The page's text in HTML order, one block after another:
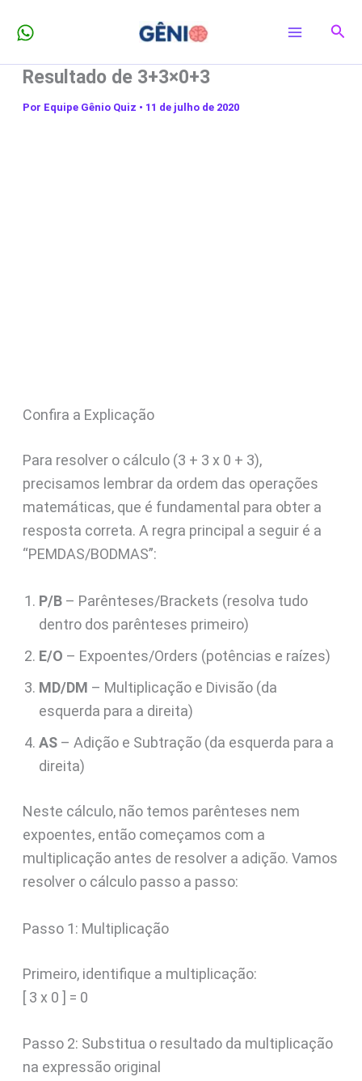
para
conteúdo
Resultado de 3+3×0+3
Por Equipe Gênio Quiz • 11 de julho de 2020
Confira a Explicação
Para resolver o cálculo (3 + 3 x 0 + 3),
precisamos lembrar da ordem das operações
matemáticas, que é fundamental para obter a
resposta correta. A regra principal a seguir é a
“PEMDAS/BODMAS”:
P/B– Parênteses/Brackets (resolva tudo
dentro dos parênteses primeiro)
E/O – Expoentes/Orders (potências e raízes)
MD/DM – Multiplicação e Divisão (da
esquerda para a direita)
AS– Adição e Subtração (da esquerda para a
direita)
Neste cálculo, não temos parênteses nem
expoentes, então começamos com a
multiplicação antes de resolver a adição. Vamos
resolver o cálculo passo a passo:
Passo 1: Multiplicação
Primeiro, identifique a multiplicação:
[ 3 x 0 ] = 0
Passo 2: Substitua o resultado da multiplicação
na expressão original